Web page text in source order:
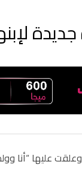
جديدة
عليها “أنا